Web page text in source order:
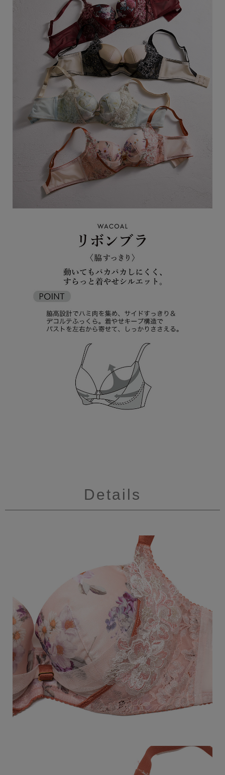
Details